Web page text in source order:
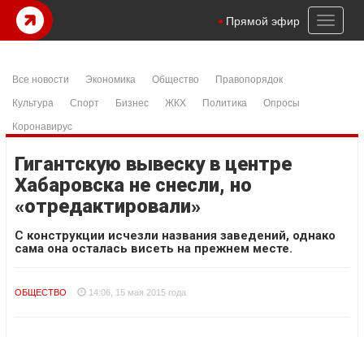
Toggle
Прямой эфир
Все новости Экономика Общество
Правопорядок
Культура
Спорт Бизнес ЖКХ Политика
Опросы
Коронавирус
Гигантскую вывеску в центре
Хабаровска не снесли, но
«отредактировали»
С конструкции исчезли названия заведений, однако
сама она осталась висеть на прежнем месте.
ОБЩЕСТВО 14:06, 15 мая 2015 года